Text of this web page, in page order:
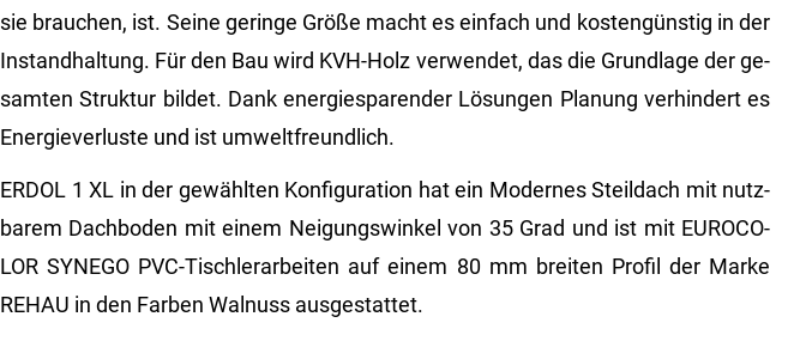
sie brau­chen, ist. Seine ge­rin­ge Größe macht es ein­fach und kos­ten­güns­tig in der
In­stand­hal­tung. Für den Bau wird KVH-Holz ver­wen­det, das die Grund­la­ge der ge­
sam­ten Struk­tur bil­det. Dank en­er­gie­spa­ren­der Lö­sun­gen Pla­nung ver­hin­dert es
En­er­gie­ver­lus­te und ist um­welt­freund­lich.
ERDOL 1 XL in der ge­wähl­ten Kon­fi­gu­ra­ti­on hat ein Mo­der­nes Steil­dach mit nutz­
ba­rem Dach­bo­den mit einem Nei­gungs­win­kel von 35 Grad und ist mit EU­RO­CO­
LOR SYN­EGO PVC-Tisch­ler­ar­bei­ten auf einem 80 mm brei­ten Pro­fil der Marke
REHAU in den Far­ben Wal­nuss aus­ge­stat­tet.